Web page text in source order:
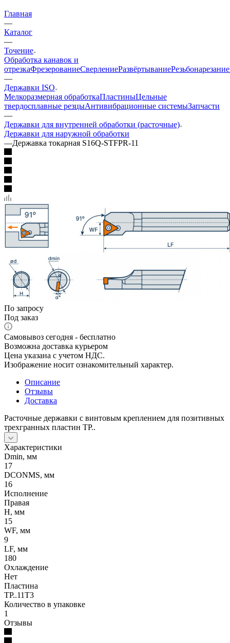
Главная
—
Каталог
—
Точение
Обработка канавок и
отрезкаФрезерованиеСверлениеРазвёртываниеРезьбонарезание
—
Державки ISO
Мелкоразмерная обработкаПластиныЦельные
твердосплавные резцыАнтивибрационные системыЗапчасти
—
Державки для внутренней обработки (расточные)
Державки для наружной обработки
—Державка токарная S16Q-STFPR-11
По запросу
Под заказ
Самовывоз сегодня - бесплатно
Возможна доставка курьером
Цена указана с учетом НДС.
Изображение носит ознакомительный характер.
Описание
Отзывы
Доставка
Расточные державки с винтовым креплением для позитивных
трехгранных пластин TP..
Характеристики
Dmin, мм
17
DCONMS, мм
16
Исполнение
Правая
H, мм
15
WF, мм
9
LF, мм
180
Охлаждение
Нет
Пластина
TP..11T3
Количество в упаковке
1
Отзывы